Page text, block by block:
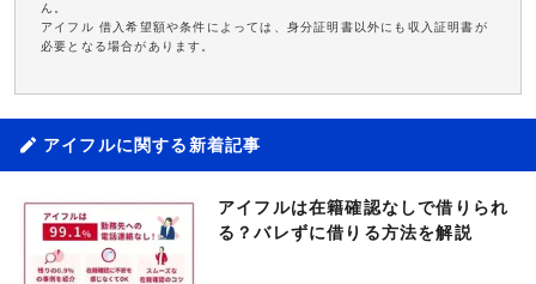
ん。
アイフル 借入希望額や条件によっては、身分証明書以外にも収入証明書が
必要となる場合があります。
アイフルに関する新着記事
アイフルは在籍確認なしで借りられ
る？バレずに借りる方法を解説